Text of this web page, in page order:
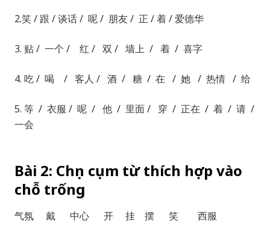
2.笑 / 跟 / 谈话 / 呢 / 朋友 / 正 / 着 / 爱德华
3. 贴 / 一个 / 红 / 双 / 墙上 / 着 / 喜字
4. 吃 / 喝 / 客人 / 酒 / 糖 / 在 / 她 / 热情 / 给
5. 等 / 衣服 / 呢 / 他 / 里面 / 穿 / 正在 / 着 / 请 /
一会
Bài 2: Chọn cụm từ thích hợp vào
chỗ trống
气氛 戴 中心 开 挂 摆 笑 西服